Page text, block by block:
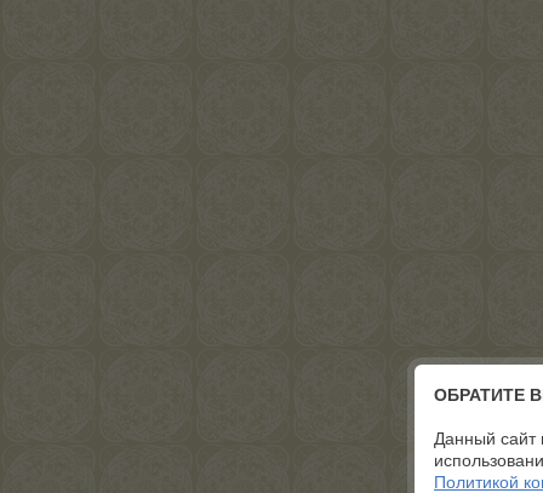
ОБРАТИТЕ
Данный сайт
Политикой